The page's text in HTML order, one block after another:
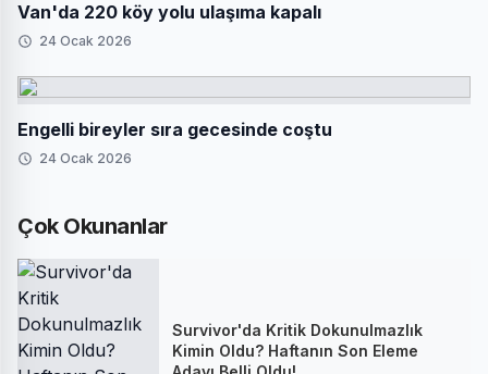
Van'da 220 köy yolu ulaşıma kapalı
24 Ocak 2026
Engelli bireyler sıra gecesinde coştu
24 Ocak 2026
Çok Okunanlar
Survivor'da Kritik Dokunulmazlık
Kimin Oldu? Haftanın Son Eleme